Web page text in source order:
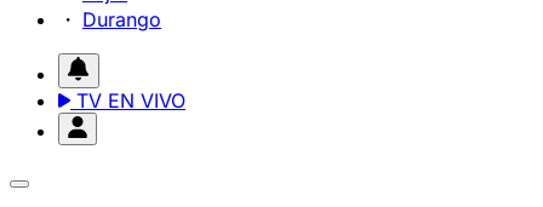
Durango
TV EN VIVO